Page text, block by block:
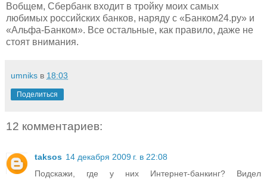
Вобщем, Сбербанк входит в тройку моих самых
любимых российских банков, наряду с «Банком24.ру» и
«Альфа-Банком». Все остальные, как правило, даже не
стоят внимания.
umniks в 18:03
Поделиться
12 комментариев:
taksos 14 декабря 2009 г. в 22:08
Подскажи, где у них Интернет-банкинг? Видел